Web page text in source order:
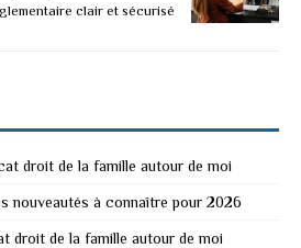
clair et sécurisé
droit de la famille autour de moi
nouveautés à connaître pour 2026
droit de la famille autour de moi